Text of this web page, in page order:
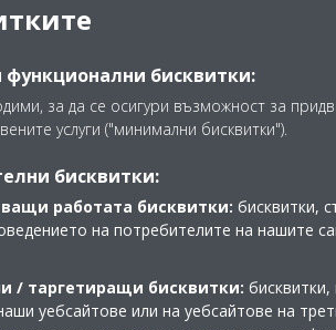
от серията S на VRV IV
тела с малки размери,
към избрани стилни и
IV предлага
на VRV IV, като например
хладилния агент.
функционални бисквитки:
за да се осигури възможност за
услуги ("минимални бисквитки").
бисквитки:
работата бисквитки: бисквитки,
на потребителите на нашите
/ таргетиращи бисквитки:
уебсайтове или на уебсайтове на